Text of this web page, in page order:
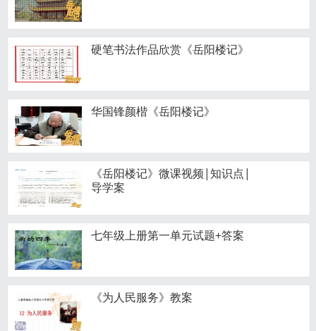
硬笔书法作品欣赏《岳阳楼记》
华国锋颜楷《岳阳楼记》
《岳阳楼记》微课视频|知识点|
导学案
七年级上册第一单元试题+答案
《为人民服务》教案